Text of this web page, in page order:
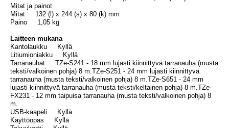
Mitat ja painot
Mitat 132 (l) x 244 (s) x 80 (k) mm
Paino 1,05 kg
Laitteen mukana
Kantolaukku Kyllä
Litiumioniakku Kyllä
Tarranauhat TZe-S241 - 18 mm lujasti kiinnittyvä tarranauha (musta
teksti/valkoinen pohja) 8 m.TZe-S251 - 24 mm lujasti kiinnittyvä
tarranauha (musta teksti/valkoinen pohja) 8 m.TZe-S651 - 24 mm
lujasti kiinnittyvä tarranauha (musta teksti/keltainen pohja) 8 m.TZe-
FX231 - 12 mm taipuisa tarranauha (musta teksti/valkoinen pohja) 8
m.
USB-kaapeli Kyllä
Käyttöopas Kyllä